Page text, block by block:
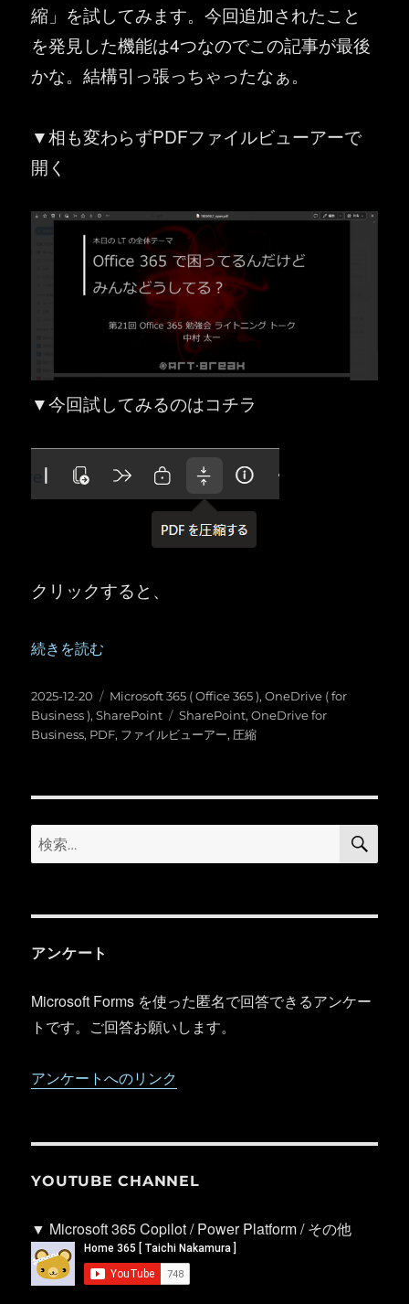
縮」を試してみます。今回追加されたこと
を発見した機能は4つなのでこの記事が最後
かな。結構引っ張っちゃったなぁ。
▼相も変わらずPDFファイルビューアーで
開く
▼今回試してみるのはコチラ
クリックすると、
“OneDrive for Business ／ SharePoint ：PDFファイルビ
続きを読む
投
稿
日:
2025-12-20
カ
テ
ゴ
Microsoft 365 ( Office 365 ),OneDrive ( for
Business ),SharePoint
タ
グ
SharePoint,OneDrive for
Business, PDF, ファイルビューアー, 圧縮
検
索:
検
アンケート
Microsoft Forms を使った匿名で回答できるアンケー
トです。ご回答お願いします。
アンケートへのリンク
YOUTUBE CHANNEL
▼ Microsoft 365 Copilot / Power Platform / その他